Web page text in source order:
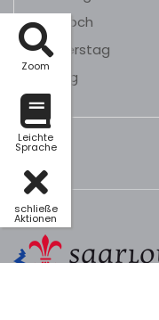
Zoom
Leichte
Sprache
schließe
Aktionen
Mittwoch
Donnerstag
Freitag